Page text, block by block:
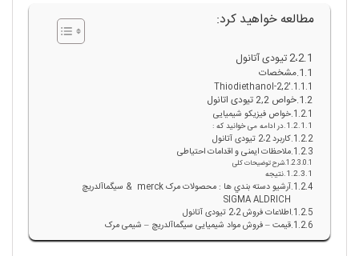
مطالعه خواهید کرد:
2،2 تیودی آتانول
مشخصات
2,2′-Thiodiethanol
خواص 2,2 تیودی اتانول
خواص فیزیکو شیمیایی
در ادامه می خوانید که :
کاربرد 2،2 تیودی آتانول
ملاحظات ایمنی و اقدامات احتیاطی
شرح توضیحات کلی
نتیجه
آرشيو دسته بندي ها : محصولات مرک merck & سيگماآلدريچ
SIGMA ALDRICH
اطلاعات فروش 2،2 تیودی آتانول
قیمت – فروش مواد شیمیایی سیگماآلدریچ – شیمی مرک